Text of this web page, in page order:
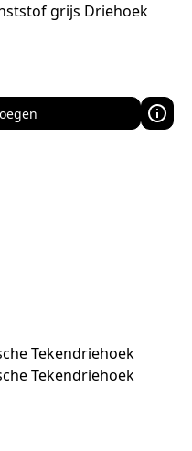
grijs Driehoek
Tekendriehoek
Tekendriehoek